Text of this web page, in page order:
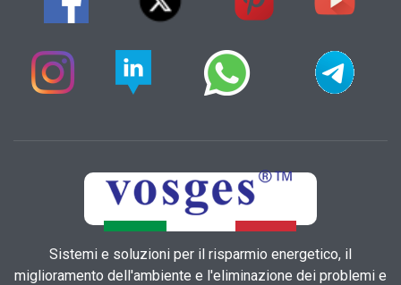
Sistemi e soluzioni per il risparmio energetico, il
miglioramento dell'ambiente e l'eliminazione dei problemi e